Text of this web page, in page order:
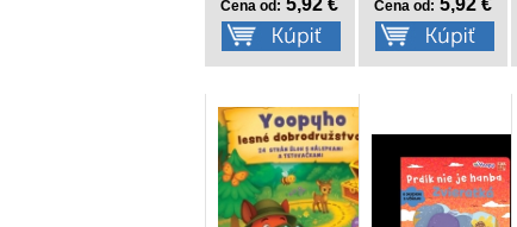
Cena od: Cena od: